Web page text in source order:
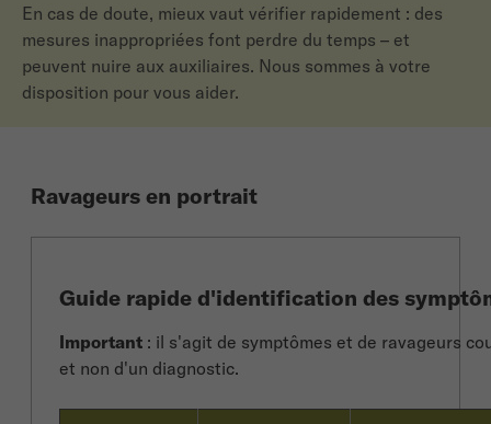
En cas de doute, mieux vaut vérifier rapidement : des
mesures inappropriées font perdre du temps – et
peuvent nuire aux auxiliaires. Nous sommes à votre
disposition pour vous aider.
Ravageurs en portrait
Guide rapide d'identification des
Important : il s'agit de symptômes et de ravageurs
et non d'un diagnostic.